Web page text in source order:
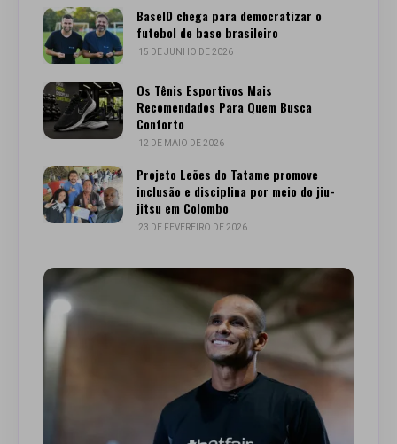
BaseID chega para democratizar o
futebol de base brasileiro
15 DE JUNHO DE 2026
Os Tênis Esportivos Mais
Recomendados Para Quem Busca
Conforto
12 DE MAIO DE 2026
Projeto Leões do Tatame promove
inclusão e disciplina por meio do jiu-
jitsu em Colombo
23 DE FEVEREIRO DE 2026